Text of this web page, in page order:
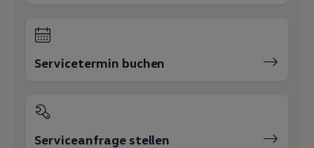
Servicetermin buchen
Serviceanfrage stellen